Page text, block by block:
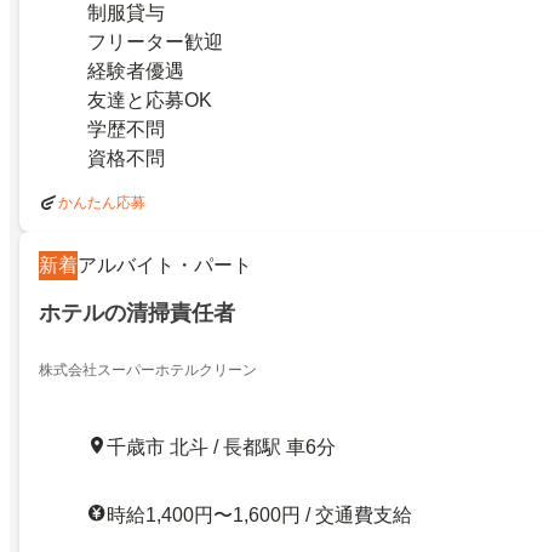
制服貸与
フリーター歓迎
経験者優遇
友達と応募OK
学歴不問
資格不問
かんたん応募
新着アルバイト・パート
ホテルの清掃責任者
株式会社スーパーホテルクリーン
千歳市 北斗 / 長都駅 車6分
時給1,400円〜1,600円 / 交通費支給